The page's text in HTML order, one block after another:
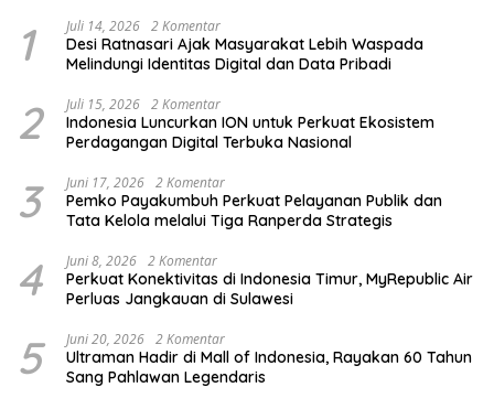
1 Juli 14, 2026 2 Komentar
Desi Ratnasari Ajak Masyarakat Lebih Waspada
Melindungi Identitas Digital dan Data Pribadi
2 Juli 15, 2026 2 Komentar
Indonesia Luncurkan ION untuk Perkuat Ekosistem
Perdagangan Digital Terbuka Nasional
3 Juni 17, 2026 2 Komentar
Pemko Payakumbuh Perkuat Pelayanan Publik dan
Tata Kelola melalui Tiga Ranperda Strategis
4 Juni 8, 2026 2 Komentar
Perkuat Konektivitas di Indonesia Timur, MyRepublic Air
Perluas Jangkauan di Sulawesi
5 Juni 20, 2026 2 Komentar
Ultraman Hadir di Mall of Indonesia, Rayakan 60 Tahun
Sang Pahlawan Legendaris